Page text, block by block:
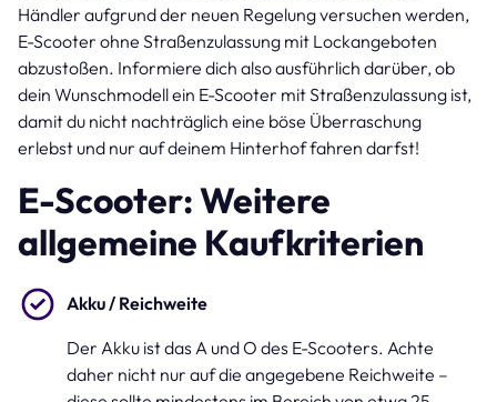
Händler aufgrund der neuen Regelung versuchen werden,
E-Scooter ohne Straßenzulassung mit Lockangeboten
abzustoßen. Informiere dich also ausführlich darüber, ob
dein Wunschmodell ein E-Scooter mit Straßenzulassung ist,
damit du nicht nachträglich eine böse Überraschung
erlebst und nur auf deinem Hinterhof fahren darfst!
E-Scooter: Weitere
allgemeine Kaufkriterien
Akku / Reichweite
Der Akku ist das A und O des E-Scooters. Achte
daher nicht nur auf die angegebene Reichweite –